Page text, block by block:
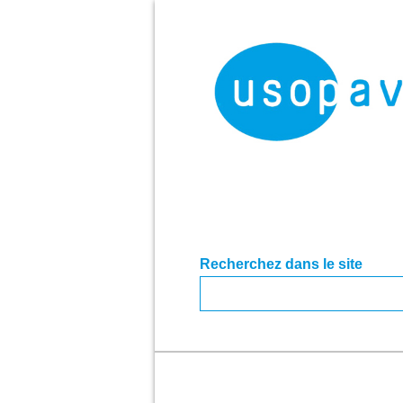
Recherchez dans le site